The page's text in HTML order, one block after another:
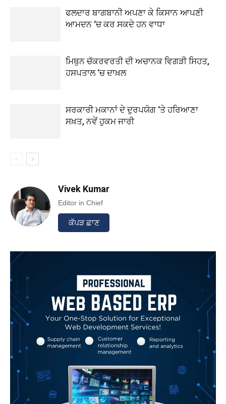
ਫਲਦਾਰ ਬਾਗਬਾਨੀ ਅਪਣਾ ਕੇ ਕਿਸਾਨ ਆਪਣੀ
ਆਮਦਨ ‘ਚ ਕਰ ਸਕਦੇ ਹਨ ਵਾਧਾ
ਮਿਥੁਨ ਚੱਕਰਵਰਤੀ ਦੀ ਅਚਾਨਕ ਵਿਗੜੀ ਸਿਹਤ,
ਹਸਪਤਾਲ ‘ਚ ਦਾਖ਼ਲ
ਸਰਕਾਰੀ ਮਕਾਨਾਂ ਦੇ ਦੁਰਪਯੋਗ ‘ਤੇ ਹਰਿਆਣਾ
ਸਖ਼ਤ, ਨਵੇਂ ਹੁਕਮ ਜਾਰੀ
Vivek Kumar
Editor in Chief
ਕੱਪੜ ਛਾਣ